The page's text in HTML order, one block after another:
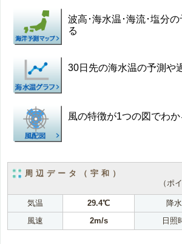
波高･海水温･海流･塩分
る
30日先の海水温の予測や
風の特徴が1つの図でわか
周辺データ（宇和）
（ポ
気温 29.4℃ 降
風速
2m/s 日照